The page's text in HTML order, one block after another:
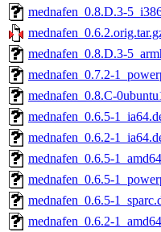
mednafen_0.8.D.3-
mednafen_0.8.D.3-
mednafen_0.7.2-
mednafen_0.8.C-
mednafen_0.6.5-
mednafen_0.6.2-
mednafen_0.6.5-
mednafen_0.6.5-
mednafen_0.6.5-
mednafen_0.6.2-